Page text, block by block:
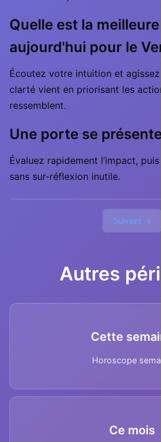
Quelle est la
aujourd'hui pour le
Écoutez votre intuition et
clarté vient en priorisant les
ressemblent.
Une porte se
Évaluez rapidement l’impact,
sans sur-réflexion inutile.
Suivant →
Autres
Cette
Horoscope
Ce mois